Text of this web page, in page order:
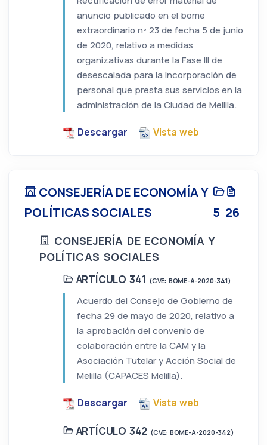
anuncio publicado en el bome
extraordinario nº 23 de fecha 5 de junio
de 2020, relativo a medidas
organizativas durante la Fase III de
desescalada para la incorporación de
personal que presta sus servicios en la
administración de la Ciudad de Melilla.
Descargar Vista web
CONSEJERÍA DE ECONOMÍA Y
POLÍTICAS SOCIALES
5 26
CONSEJERÍA DE ECONOMÍA Y
POLÍTICAS SOCIALES
ARTÍCULO 341 (CVE: BOME-A-2020-341)
Acuerdo del Consejo de Gobierno de
fecha 29 de mayo de 2020, relativo a
la aprobación del convenio de
colaboración entre la CAM y la
Asociación Tutelar y Acción Social de
Melilla (CAPACES Melilla).
Descargar Vista web
ARTÍCULO 342 (CVE: BOME-A-2020-342)